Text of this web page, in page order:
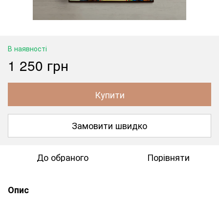
В наявності
1 250 грн
Купити
Замовити швидко
До обраного Порівняти
Опис